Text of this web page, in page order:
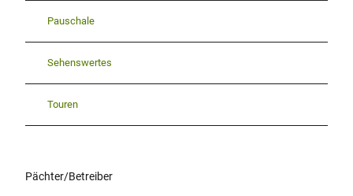
Pauschale
Sehenswertes
Touren
Pächter/Betreiber